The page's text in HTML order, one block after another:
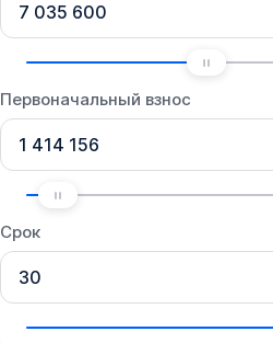
Первоначальный взнос
Срок